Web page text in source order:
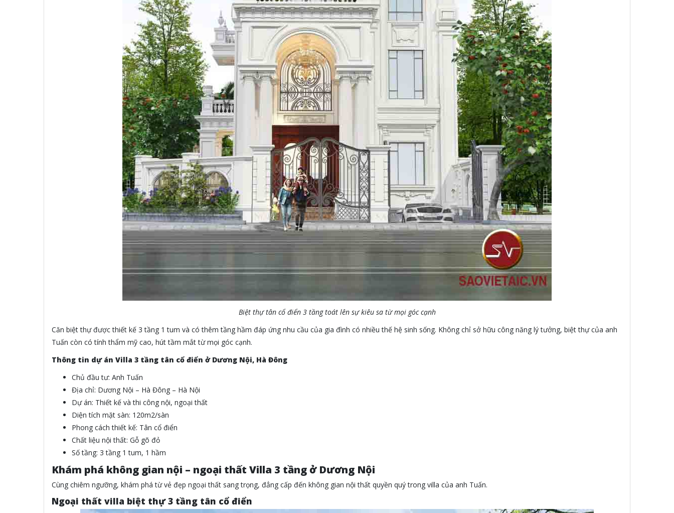
Biệt thự tân cổ điển 3 tầng toát lên sự kiêu sa từ mọi góc cạnh
Căn biệt thự được thiết kế 3 tầng 1 tum và có thêm tầng hầm đáp ứng nhu cầu của gia đình có nhiều thế hệ sinh sống. Không chỉ sở hữu công năng lý tưởng, biệt thự của anh
Tuấn còn có tính thẩm mỹ cao, hút tầm mắt từ mọi góc cạnh.
Thông tin dự án Villa 3 tầng tân cổ điển ở Dương Nội, Hà Đông
Chủ đầu tư: Anh Tuấn
Địa chỉ: Dương Nội – Hà Đông – Hà Nội
Dự án: Thiết kế và thi công nội, ngoại thất
Diện tích mặt sàn: 120m2/sàn
Phong cách thiết kế: Tân cổ điển
Chất liệu nội thất: Gỗ gõ đỏ
Số tầng: 3 tầng 1 tum, 1 hầm
Khám phá không gian nội – ngoại thất Villa 3 tầng ở Dương Nội
Cùng chiêm ngưỡng, khám phá từ vẻ đẹp ngoại thất sang trọng, đẳng cấp đến không gian nội thất quyền quý trong villa của anh Tuấn.
Ngoại thất villa biệt thự 3 tầng tân cổ điển